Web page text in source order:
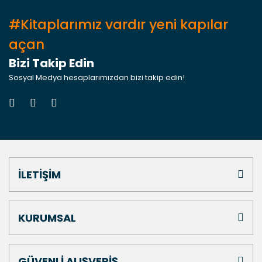
#Kitaplarımız vardır yeni kapılar
açan
Bizi Takip Edin
Sosyal Medya hesaplarımızdan bizi takip edin!
İLETİŞİM
KURUMSAL